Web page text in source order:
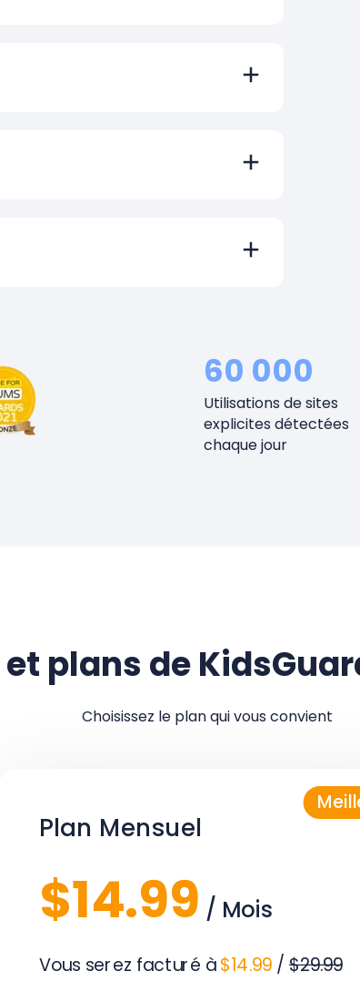
60 000
Utilisations de sites
explicites détectées
chaque jour
plans de
Choisissez le plan qui vous convient
Plan Mensuel
$14.99 / Mois
Vous serez facturé à$14.99/ $29.99